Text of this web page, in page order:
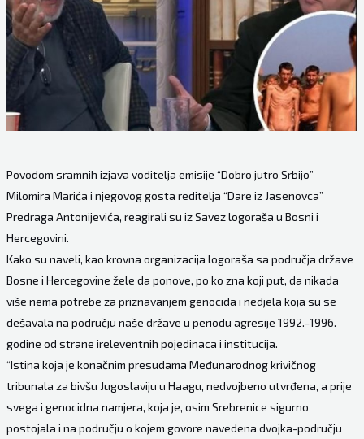
Povodom sramnih izjava voditelja emisije “Dobro jutro Srbijo”
Milomira Marića i njegovog gosta reditelja “Dare iz Jasenovca”
Predraga Antonijevića, reagirali su iz Savez logoraša u Bosni i
Hercegovini.
Kako su naveli, kao krovna organizacija logoraša sa područja države
Bosne i Hercegovine žele da ponove, po ko zna koji put, da nikada
više nema potrebe za priznavanjem genocida i nedjela koja su se
dešavala na području naše države u periodu agresije 1992.-1996.
godine od strane ireleventnih pojedinaca i institucija.
“Istina koja je konačnim presudama Međunarodnog krivičnog
tribunala za bivšu Jugoslaviju u Haagu, nedvojbeno utvrđena, a prije
svega i genocidna namjera, koja je, osim Srebrenice sigurno
postojala i na području o kojem govore navedena dvojka-području